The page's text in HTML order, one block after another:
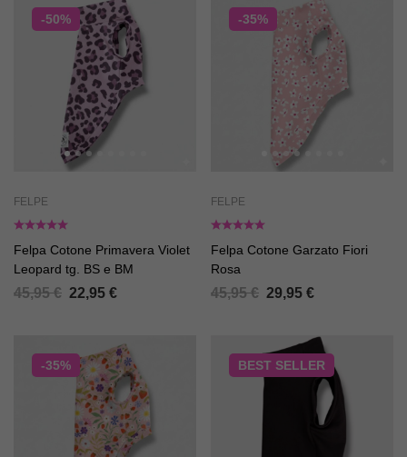
-50%
FELPE
Felpa Cotone Primavera Violet
Leopard tg. BS e BM
45,95€ 22,95 €
-35%
FELPE
Felpa Cotone Garzato Fiori
Rosa
45,95€ 29,95 €
-35% BEST SELLER